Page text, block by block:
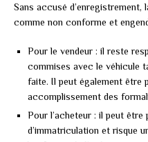
Sans accusé
comme non conforme et
Pour le vendeur : il reste
commises avec le véhicule
faite. Il peut également être
accomplissement des
Pour l’acheteur : il peut
d’immatriculation et risque